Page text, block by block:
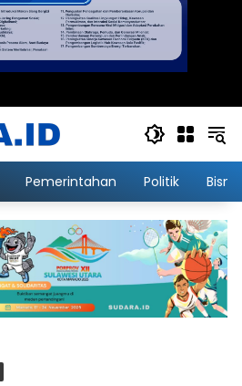
Pemerintahan Politik